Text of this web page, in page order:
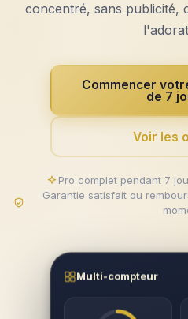
concentré, sans publicité,
Commencer
de 7
Voir les
Pro complet pendant 7
Garantie satisfait ou
Multi-compteur